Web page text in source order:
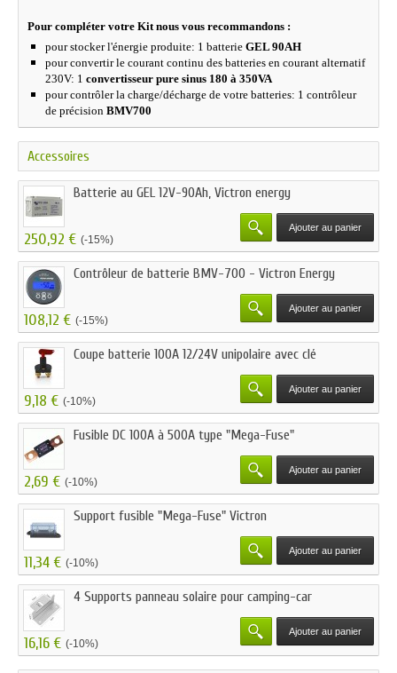
Pour compléter votre Kit nous vous recommandons :
pour stocker l'énergie produite: 1 batterie GEL 90AH
pour convertir le courant continu des batteries en courant alternatif
230V: 1 convertisseur pure sinus 180 à 350VA
pour contrôler la charge/décharge de votre batteries: 1 contrôleur
de précision BMV700
Accessoires
Batterie au GEL 12V-90Ah, Victron energy
250,92 € (-15%)
Ajouter au panier
Contrôleur de batterie BMV-700 - Victron Energy
108,12 € (-15%)
Ajouter au panier
Coupe batterie 100A 12/24V unipolaire avec clé
9,18 € (-10%)
Ajouter au panier
Fusible DC 100A à 500A type "Mega-Fuse"
2,69 € (-10%)
Ajouter au panier
Support fusible "Mega-Fuse" Victron
11,34 € (-10%)
Ajouter au panier
4 Supports panneau solaire pour camping-car
16,16 € (-10%)
Ajouter au panier